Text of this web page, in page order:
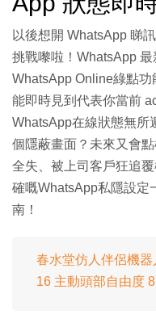
以後想開 WhatsApp 睇
挑戰嚟啦！WhatsApp
WhatsApp Online綠點
能即時見到代表你當前
WhatsApp在線狀態無所
個隱蔽畫面？未來又會
全失、被上司客戶狂追
確嘅WhatsApp私隱設定
南！
春水堂仿人伴侶機
16 主動頭部自由度